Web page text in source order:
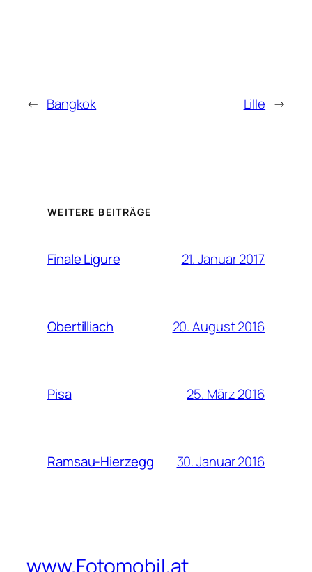
← Bangkok Lille →
WEITERE BEITRÄGE
Finale Ligure 21. Januar 2017
Obertilliach 20. August 2016
Pisa 25. März 2016
Ramsau-Hierzegg 30. Januar 2016
www.Fotomobil.at